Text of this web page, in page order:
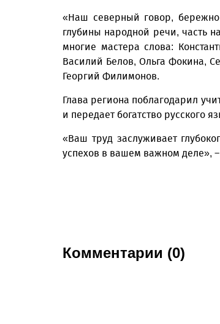
«Наш северный говор,
глубины народной речи, часть
многие мастера слова:
Василий Белов, Ольга Фокина,
Георгий Филимонов.
Глава региона поблагодарил
и передает богатство русского
«Ваш труд заслуживает
успехов в вашем важном деле»,
Комментарии (0)